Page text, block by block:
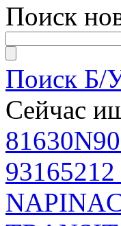
Поиск
Поиск Б/
Сейчас